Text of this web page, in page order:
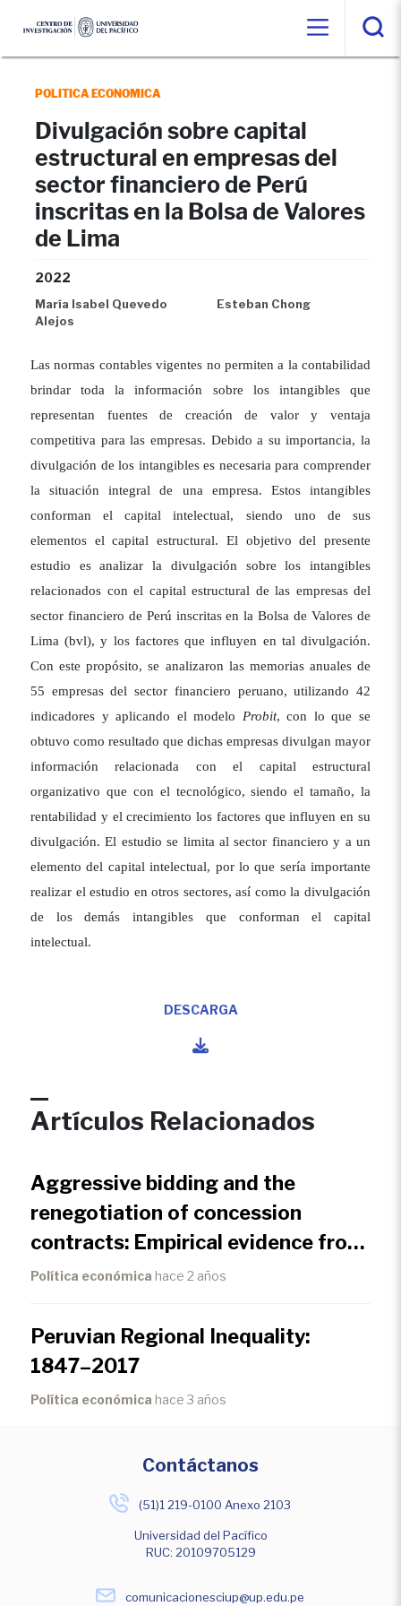
POLITICA ECONOMICA
Divulgación sobre capital
estructural en empresas del
sector financiero de Perú
inscritas en la Bolsa de Valores
de Lima
2022
María Isabel Quevedo
Alejos
Esteban Chong
DESCARGA
Las normas contables vigentes no permiten a la contabilidad
brindar toda la información sobre los intangibles que
representan fuentes de creación de valor y ventaja
competitiva para las empresas. Debido a su importancia, la
divulgación de los intangibles es necesaria para comprender
la situación integral de una empresa. Estos intangibles
conforman el capital intelectual, siendo uno de sus
elementos el capital estructural. El objetivo del presente
estudio es analizar la divulgación sobre los intangibles
relacionados con el capital estructural de las empresas del
sector financiero de Perú inscritas en la Bolsa de Valores de
Lima (bvl), y los factores que influyen en tal divulgación.
Con este propósito, se analizaron las memorias anuales de
55 empresas del sector financiero peruano, utilizando 42
indicadores y aplicando el modelo
Probit, con lo que se
obtuvo como resultado que dichas empresas divulgan mayor
información relacionada con el capital estructural
organizativo que con el tecnológico, siendo el tamaño, la
rentabilidad y el crecimiento los factores que influyen en su
divulgación. El estudio se limita al sector financiero y a un
elemento del capital intelectual, por lo que sería importante
realizar el estudio en otros sectores, así como la divulgación
de los demás intangibles que conforman el capital
intelectual.
Artículos Relacionados
Aggressive bidding and the
renegotiation of concession
contracts: Empirical evidence from
Peru
Política económica hace 2 años
Peruvian Regional Inequality:
1847–2017
Política económica hace 3 años
Contáctanos
(51)1 219-0100 Anexo 2103
Universidad del Pacífico
RUC: 20109705129
comunicacionesciup@up.edu.pe